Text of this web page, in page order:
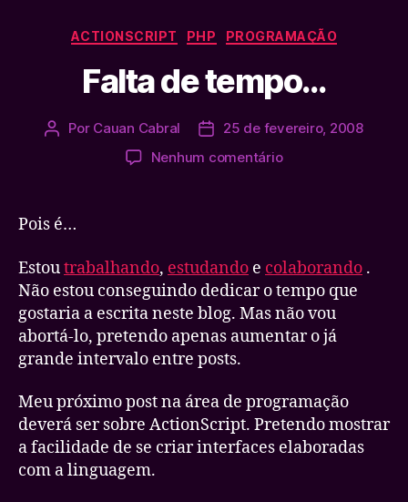
Categorias
ACTIONSCRIPT PHP PROGRAMAÇÃO
Falta de tempo…
Autor
Por Cauan Cabral
Data25 de fevereiro, 2008
Nenhum comentárioem
Pois é…
Estoutrabalhando, estudando e colaborando .
Não estou conseguindo dedicar o tempo que
gostaria a escrita neste blog. Mas não vou
abortá-lo, pretendo apenas aumentar o já
grande intervalo entre posts.
Meu próximo post na área de programação
deverá ser sobre ActionScript. Pretendo mostrar
a facilidade de se criar interfaces elaboradas
com a linguagem.